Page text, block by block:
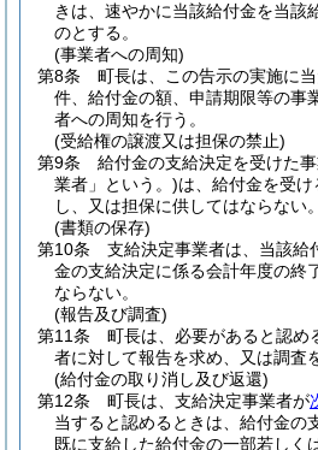
きは、速やかに当該給付金を当該
のとする。
(事業者への周知)
第8条
町長は、この告示の実施に
件、給付金の額、申請期限等の事
者への周知を行う。
(受給権の譲渡又は担保の禁止)
第9条
給付金の支給決定を受けた
業者」という。)は、給付金を受
し、又は担保に供してはならない。
(書類の保存)
第10条
支給決定事業者は、当該給
金の支給決定に係る会計年度の終
ならない。
(報告及び調査)
第11条
町長は、必要があると認め
者に対して報告を求め、又は調査
(給付金の取り消し及び返還)
第12条
町長は、支給決定事業者が
当すると認めるときは、給付金の
既に支給した給付金の一部若しく